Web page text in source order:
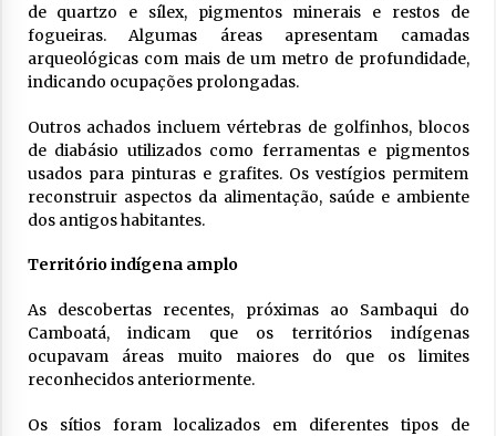
de quartzo e sílex, pigmentos minerais e restos de
fogueiras. Algumas áreas apresentam camadas
arqueológicas com mais de um metro de profundidade,
indicando ocupações prolongadas.
Outros achados incluem vértebras de golfinhos, blocos
de diabásio utilizados como ferramentas e pigmentos
usados para pinturas e grafites. Os vestígios permitem
reconstruir aspectos da alimentação, saúde e ambiente
dos antigos habitantes.
Território indígena amplo
As descobertas recentes, próximas ao Sambaqui do
Camboatá, indicam que os territórios indígenas
ocupavam áreas muito maiores do que os limites
reconhecidos anteriormente.
Os sítios foram localizados em diferentes tipos de